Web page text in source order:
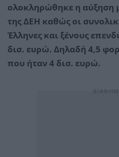
ολοκληρώθηκε η αύξηση
της ΔΕΗ καθώς οι
Έλληνες και ξένους
δισ. ευρώ. Δηλαδή 4,5
που ήταν 4 δισ. ευρώ.